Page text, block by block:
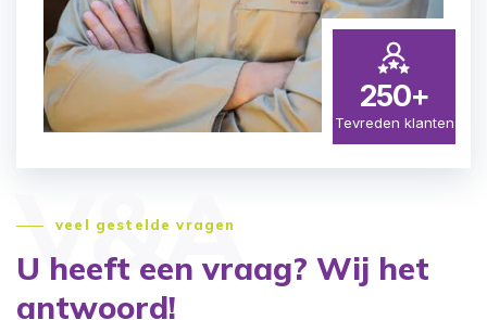
250+
Tevreden klanten
V&A
veel gestelde vragen
U heeft een vraag? Wij het
antwoord!